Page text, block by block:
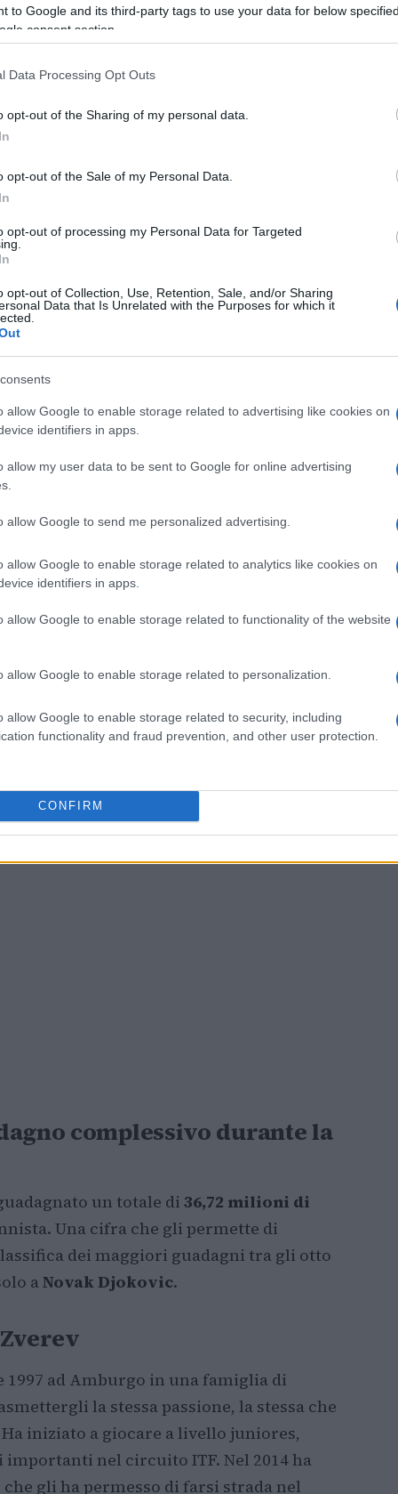
to Google and its third-party tags to use your data for below
consent section.
Data Processing Opt Outs
opt-out of the Sharing of my personal data.
opt-out of the Sale of my Personal Data.
opt-out of processing my Personal Data for Targeted
opt-out of Collection, Use, Retention, Sale, and/or Sharing
Data that Is Unrelated with the Purposes for which it
allow Google to enable storage related to advertising like cookies on
identifiers in apps.
allow my user data to be sent to Google for online advertising
allow Google to send me personalized advertising.
allow Google to enable storage related to analytics like cookies on
identifiers in apps.
allow Google to enable storage related to functionality of the website
allow Google to enable storage related to personalization.
allow Google to enable storage related to security, including
functionality and fraud prevention, and other user protection.
CONFIRM
nel 2023
, nel corso del 2023
di3,81 milioni di dollari, una cifra molto
Il tennista tedesco è riuscito a
e a vincere l’ATP 500 di Amburgo.
altezza e peso, età e origini della
con altri giocatori
tra gli otto partecipanti alle
ATP Finals
nomi dei più importanti tennisti, come
Medvedev, che hanno guadagnato
tedesco.
complessivo durante la
un totale di 36,72 milioni di
Una cifra che gli permette di
dei maggiori guadagni tra gli otto
aNovak Djokovic.
1997 ad Amburgo in una famiglia di
la stessa passione, la stessa che
iniziato a giocare a livello juniores,
nel circuito ITF. Nel 2014 ha
che gli ha permesso di farsi strada nel